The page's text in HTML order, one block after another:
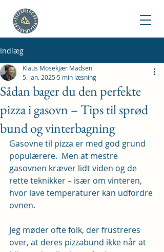
Indlæg
Sådan bager du den perfekte
pizza i gasovn – Tips til sprød
bund og vinterbagning
Klaus Mosekjær Madsen
5. jan. 20255 min læsning
Gasovne til pizza er med god grund
populærere.  Men at mestre
gasovnen kræver lidt viden og de
rette teknikker – især om vinteren,
hvor lave temperaturer kan udfordre
ovnen.
Jeg møder ofte folk, der frustreres
over, at deres pizzabund ikke når at